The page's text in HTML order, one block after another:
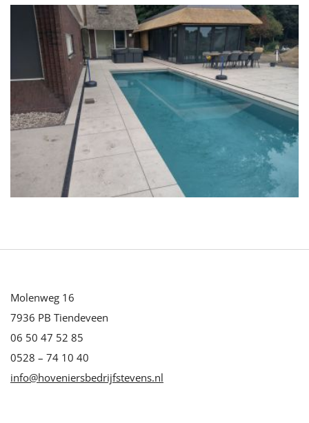
Molenweg 16
7936 PB Tiendeveen
06 50 47 52 85
0528 – 74 10 40
info@hoveniersbedrijfstevens.nl